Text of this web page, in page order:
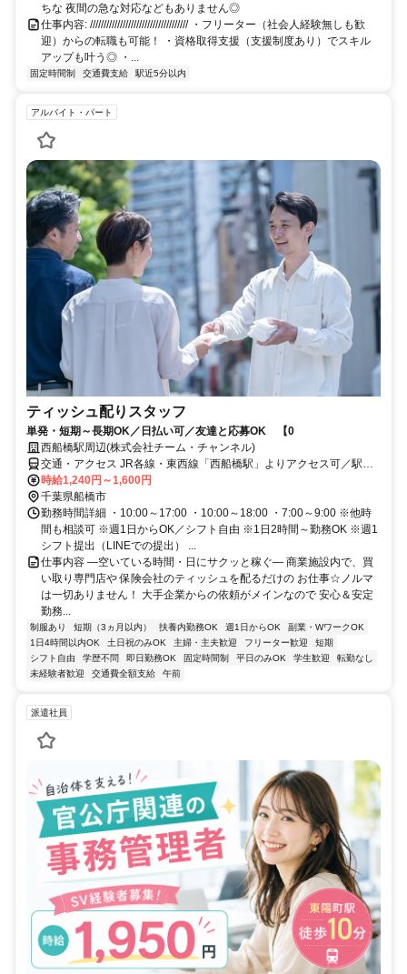
ちな 夜間の急な対応などもありません◎
仕事内容: //////////////////////////////////// ・フリーター（社会人経験無しも歓
迎）からの転職も可能！ ・資格取得支援（支援制度あり）でスキル
アップも叶う◎ ・...
固定時間制 交通費支給 駅近5分以内
アルバイト・パート
ティッシュ配りスタッフ
単発・短期～長期OK／日払い可／友達と応募OK 【0
西船橋駅周辺(株式会社チーム・チャンネル)
交通・アクセス JR各線・東西線「西船橋駅」よりアクセス可／駅近5
分以内 ※直行直帰OK
時給1,240円～1,600円
千葉県船橋市
勤務時間詳細 ・10:00～17:00 ・10:00～18:00 ・7:00～9:00 ※他時
間も相談可 ※週1日からOK／シフト自由 ※1日2時間～勤務OK ※週1
シフト提出（LINEでの提出） ...
仕事内容 ―空いている時間・日にサクッと稼ぐ― 商業施設内で、買
い取り専門店や 保険会社のティッシュを配るだけの お仕事☆ノルマ
は一切ありません！ 大手企業からの依頼がメインなので 安心＆安定
勤務...
制服あり 短期（3ヵ月以内） 扶養内勤務OK 週1日からOK
副業・WワークOK
1日4時間以内OK
土日祝のみOK 主婦・主夫歓迎 フリーター歓迎
短期
シフト自由
学歴不問 即日勤務OK 固定時間制 平日のみOK 学生歓迎
転勤なし
未経験者歓迎
交通費全額支給 午前
派遣社員